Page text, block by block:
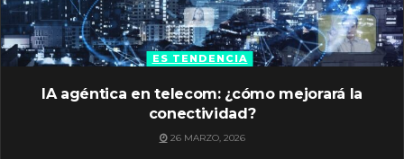
ES TENDENCIA
IA agéntica en telecom: ¿cómo mejorará la
conectividad?
26 MARZO, 2026